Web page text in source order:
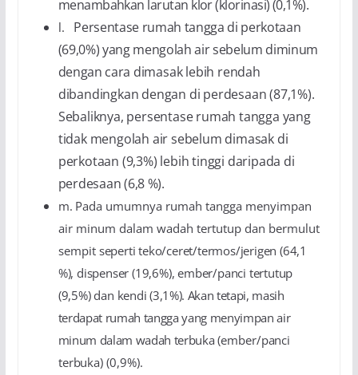
menambahkan larutan klor (klorinasi) (0,1%).
l.
Persentase rumah tangga di perkotaan
(69,0%) yang mengolah air sebelum diminum
dengan cara dimasak lebih rendah
dibandingkan dengan di perdesaan (87,1%).
Sebaliknya, persentase rumah tangga yang
tidak mengolah air sebelum dimasak di
perkotaan (9,3%) lebih tinggi daripada di
perdesaan (6,8 %).
m. Pada umumnya rumah tangga menyimpan
air minum dalam wadah tertutup dan bermulut
sempit seperti teko/ceret/termos/jerigen (64,1
%), dispenser (19,6%), ember/panci tertutup
(9,5%) dan kendi(3,1%). Akan tetapi, masih
terdapat rumah tangga yang menyimpan air
minum dalam wadah terbuka(ember/panci
terbuka) (0,9%).